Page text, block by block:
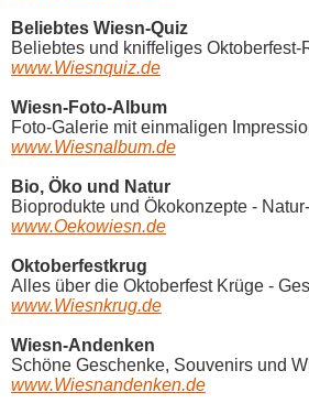
Beliebtes Wiesn-Quiz
Beliebtes und kniffeliges
www.Wiesnquiz.de
Wiesn-Foto-Album
Foto-Galerie mit einmaligen
www.Wiesnalbum.de
Bio, Öko und Natur
Bioprodukte und Ökokonzepte -
www.Oekowiesn.de
Oktoberfestkrug
Alles über die Oktoberfest Krüge -
www.Wiesnkrug.de
Wiesn-Andenken
Schöne Geschenke, Souvenirs und
www.Wiesnandenken.de